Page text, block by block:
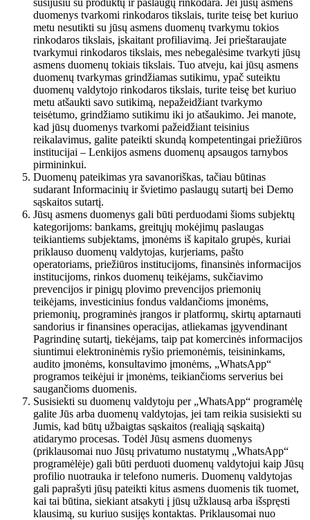
susijusiu su produktų ir paslaugų rinkodara. Jei jūsų asmens
duomenys tvarkomi rinkodaros tikslais, turite teisę bet kuriuo
metu nesutikti su jūsų asmens duomenų tvarkymu tokios
rinkodaros tikslais, įskaitant profiliavimą. Jei prieštaraujate
tvarkymui rinkodaros tikslais, mes nebegalėsime tvarkyti jūsų
asmens duomenų tokiais tikslais. Tuo atveju, kai jūsų asmens
duomenų tvarkymas grindžiamas sutikimu, ypač suteiktu
duomenų valdytojo rinkodaros tikslais, turite teisę bet kuriuo
metu atšaukti savo sutikimą, nepažeidžiant tvarkymo
teisėtumo, grindžiamo sutikimu iki jo atšaukimo. Jei manote,
kad jūsų duomenys tvarkomi pažeidžiant teisinius
reikalavimus, galite pateikti skundą kompetentingai priežiūros
institucijai – Lenkijos asmens duomenų apsaugos tarnybos
pirmininkui.
Duomenų pateikimas yra savanoriškas, tačiau būtinas
sudarant Informacinių ir švietimo paslaugų sutartį bei Demo
sąskaitos sutartį.
Jūsų asmens duomenys gali būti perduodami šioms subjektų
kategorijoms: bankams, greitųjų mokėjimų paslaugas
teikiantiems subjektams, įmonėms iš kapitalo grupės, kuriai
priklauso duomenų valdytojas, kurjeriams, pašto
operatoriams, priežiūros institucijoms, finansinės informacijos
institucijoms, rinkos duomenų teikėjams, sukčiavimo
prevencijos ir pinigų plovimo prevencijos priemonių
teikėjams, investicinius fondus valdančioms įmonėms,
priemonių, programinės įrangos ir platformų, skirtų aptarnauti
sandorius ir finansines operacijas, atliekamas įgyvendinant
Pagrindinę sutartį, tiekėjams, taip pat komercinės informacijos
siuntimui elektroninėmis ryšio priemonėmis, teisininkams,
audito įmonėms, konsultavimo įmonėms, „WhatsApp“
programos teikėjui ir įmonėms, teikiančioms serverius bei
saugančioms duomenis.
Susisiekti su duomenų valdytoju per „WhatsApp“ programėlę
galite Jūs arba duomenų valdytojas, jei tam reikia susisiekti su
Jumis, kad būtų užbaigtas sąskaitos (realiąją sąskaitą)
atidarymo procesas. Todėl Jūsų asmens duomenys
(priklausomai nuo Jūsų privatumo nustatymų „WhatsApp“
programėlėje) gali būti perduoti duomenų valdytojui kaip Jūsų
profilio nuotrauka ir telefono numeris. Duomenų valdytojas
gali paprašyti jūsų pateikti kitus asmens duomenis tik tuomet,
kai tai būtina, siekiant atsakyti į jūsų užklausą arba išspręsti
klausimą, su kuriuo susijęs kontaktas. Priklausomai nuo